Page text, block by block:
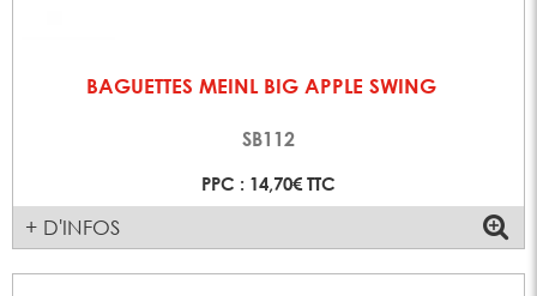
BAGUETTES MEINL BIG APPLE SWING
SB112
PPC : 14,70€ TTC
+ D'INFOS